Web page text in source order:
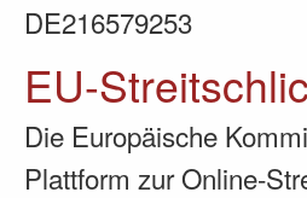
DE216579253
EU-
Die Europäische
Plattform zur Online-